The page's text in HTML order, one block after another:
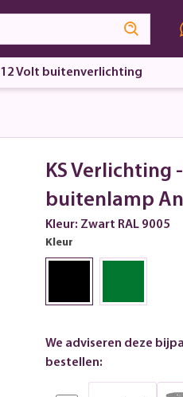
12 Volt buitenverlichting
KS Verlichting
buitenlamp
Kleur: Zwart RAL 9005
Kleur
We adviseren deze
bestellen: